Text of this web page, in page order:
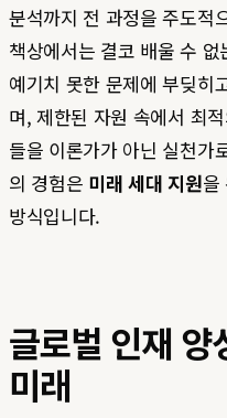
분석까지 전 과정을 주도적
책상에서는 결코 배울 수
예기치 못한 문제에 부딪히
며, 제한된 자원 속에서 최
들을 이론가가 아닌 실천가
의 경험은 미래 세대 지원을
방식입니다.
글로벌 인재
미래